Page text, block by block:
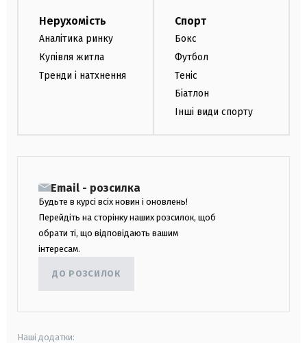
Нерухомість
Аналітика ринку
Купівля житла
Тренди і натхнення
Спорт
Бокс
Футбол
Теніс
Біатлон
Інші види спорту
Email - розсилка
Будьте в курсі всіх новин і оновлень!
Перейдіть на сторінку наших розсилок, щоб
обрати ті, що відповідають вашим
інтересам.
ДО РОЗСИЛОК
Наші додатки: